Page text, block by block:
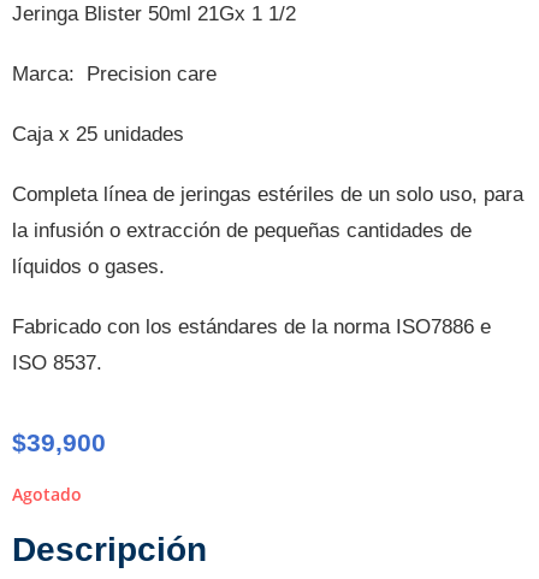
Jeringa Blister 50ml 21Gx 1 1/2
Marca: Precision care
Caja x 25 unidades
Completa línea de jeringas estériles de un solo uso, para
la infusión o extracción de pequeñas cantidades de
líquidos o gases.
Fabricado con los estándares de la norma ISO7886 e
ISO 8537.
$39,900
Agotado
Descripción